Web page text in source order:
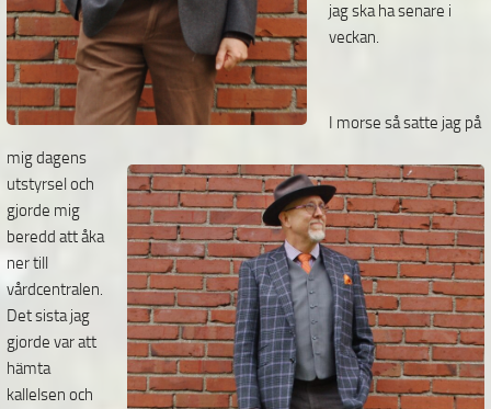
jag ska ha senare i
veckan.
I morse så satte jag på
mig dagens
utstyrsel och
gjorde mig
beredd att åka
ner till
vårdcentralen.
Detsista jag
gjorde var att
hämta
kallelsen och